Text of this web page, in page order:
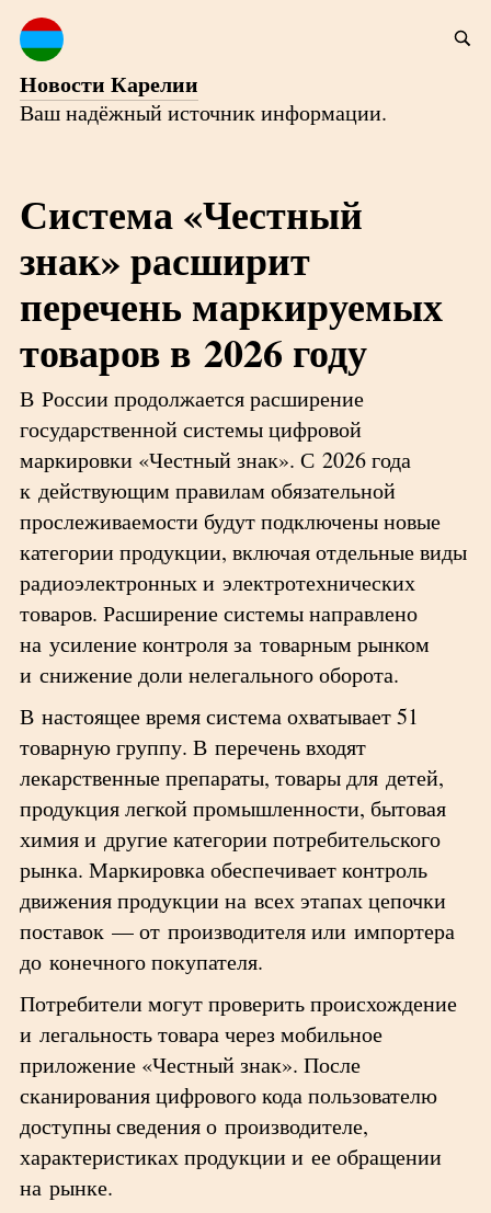
Новости Карелии
Ваш надёжный источник информации.
Система «Честный
знак» расширит
перечень маркируемых
товаров в 2026 году
В России продолжается расширение
государственной системы цифровой
маркировки «Честный знак». С 2026 года
к действующим правилам обязательной
прослеживаемости будут подключены новые
категории продукции, включая отдельные виды
радиоэлектронных и электротехнических
товаров. Расширение системы направлено
на усиление контроля за товарным рынком
и снижение доли нелегального оборота.
В настоящее время система охватывает 51
товарную группу. В перечень входят
лекарственные препараты, товары для детей,
продукция легкой промышленности, бытовая
химия и другие категории потребительского
рынка. Маркировка обеспечивает контроль
движения продукции на всех этапах цепочки
поставок — от производителя или импортера
до конечного покупателя.
Потребители могут проверить происхождение
и легальность товара через мобильное
приложение «Честный знак». После
сканирования цифрового кода пользователю
доступны сведения о производителе,
характеристиках продукции и ее обращении
на рынке.